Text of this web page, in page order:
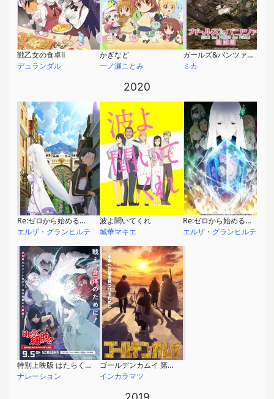
戦乙女の食卓Ⅱ
デュランダル
かぎなど
一ノ瀬ことみ
ガールズ&パンツァー 最終章 第3話
ミカ
2020
Re:ゼロから始める異世界生活 新編集版
エルザ・グランヒルテ
波よ聞いてくれ
城華マキエ
Re:ゼロから始める異世界生活 2nd season
エルザ・グランヒルテ
特別上映版 はたらく細胞!! 最強の敵、再び。体の中は“腸”大騒ぎ！
ナレーション
ゴールデンカムイ 第3期
インカラマツ